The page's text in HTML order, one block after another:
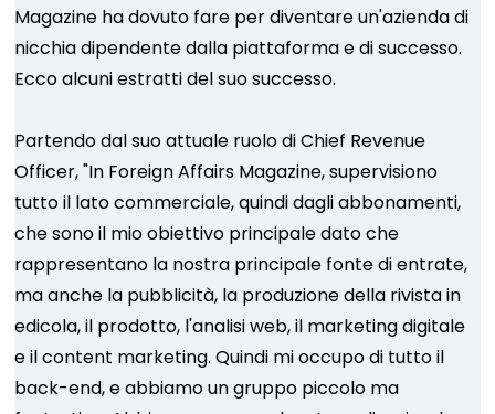
Magazine ha dovuto fare per diventare un'azienda di
nicchia dipendente dalla piattaforma e di successo.
Ecco alcuni estratti del suo successo.
Partendo dal suo attuale ruolo di Chief Revenue
Officer, "In Foreign Affairs Magazine, supervisiono
tutto il lato commerciale, quindi dagli abbonamenti,
che sono il mio obiettivo principale dato che
rappresentano la nostra principale fonte di entrate,
ma anche la pubblicità, la produzione della rivista in
edicola, il prodotto, l'analisi web, il marketing digitale
e il content marketing. Quindi mi occupo di tutto il
back-end, e abbiamo un gruppo piccolo ma